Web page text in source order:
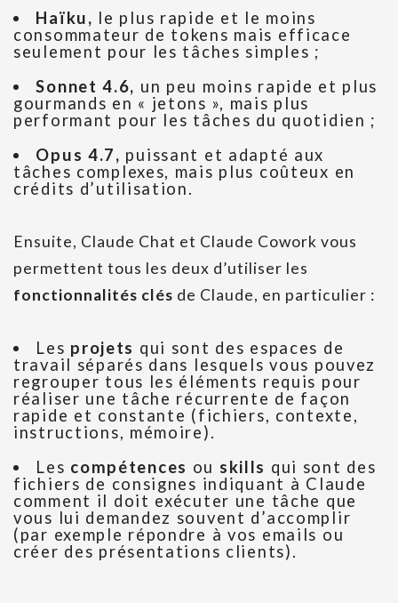
Haïku, le plus rapide et le moins
consommateur de tokens mais efficace
seulement pour les tâches simples ;
Sonnet 4.6, un peu moins rapide et plus
gourmands en « jetons », mais plus
performant pour les tâches du quotidien ;
Opus 4.7, puissant et adapté aux
tâches complexes, mais plus coûteux en
crédits d’utilisation.
Ensuite, Claude Chat et Claude Cowork vous
permettent tous les deux d’utiliser les
fonctionnalités clés de Claude, en particulier :
Les projets qui sont des espaces de
travail séparés dans lesquels vous pouvez
regrouper tous les éléments requis pour
réaliser une tâche récurrente de façon
rapide et constante (fichiers, contexte,
instructions, mémoire).
Les compétences ou skills qui sont des
fichiers de consignes indiquant à Claude
comment il doit exécuter une tâche que
vous lui demandez souvent d’accomplir
(par exemple répondre à vos emails ou
créer des présentations clients).